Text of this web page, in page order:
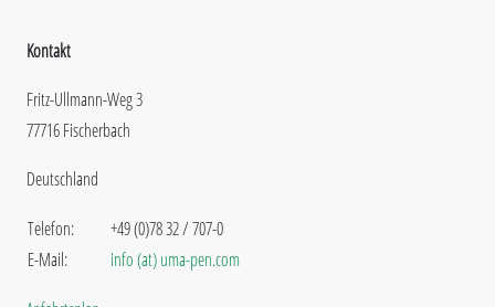
Kontakt
Fritz-Ullmann-Weg 3
77716 Fischerbach
Deutschland
Telefon:
E-Mail:
+49 (0)78 32 / 707-0
info (at) uma-pen.com